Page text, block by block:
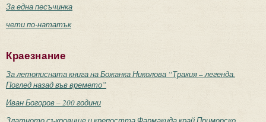
За една песъчинка
чети по-нататък
Краезнание
За летописната книга на Божанка Николова “Тракия – легенда.
Поглед назад във времето”
Иван Богоров – 200 години